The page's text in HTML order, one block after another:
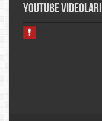
Youtube Videoları